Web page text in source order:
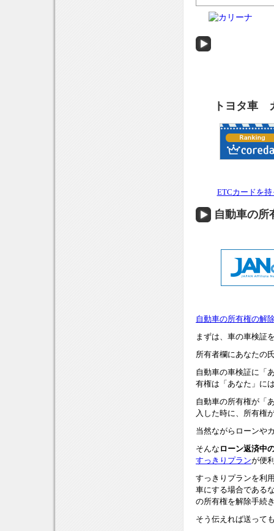
トヨタ車
ETCカードを
自動車の
自動車の所有権の解
まずは、車の車検証
所有者欄にあなたの
自動車の車検証に「
有権は「あなた」に
自動車の所有権が「
入した時に、所有権
当然ながらローンや
そんな ローン返済中
すっきりプランが便
すっきりプランを利
車にする場合である
の所有権を解除手続
そう伝えれば送って